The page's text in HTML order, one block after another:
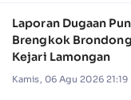
Laporan Dugaan
Brengkok
Kejari Lamongan
Kamis, 06 Agu 2026 21:19